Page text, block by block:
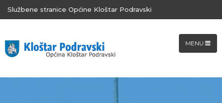
Službene stranice Općine Kloštar Podravski
MENU